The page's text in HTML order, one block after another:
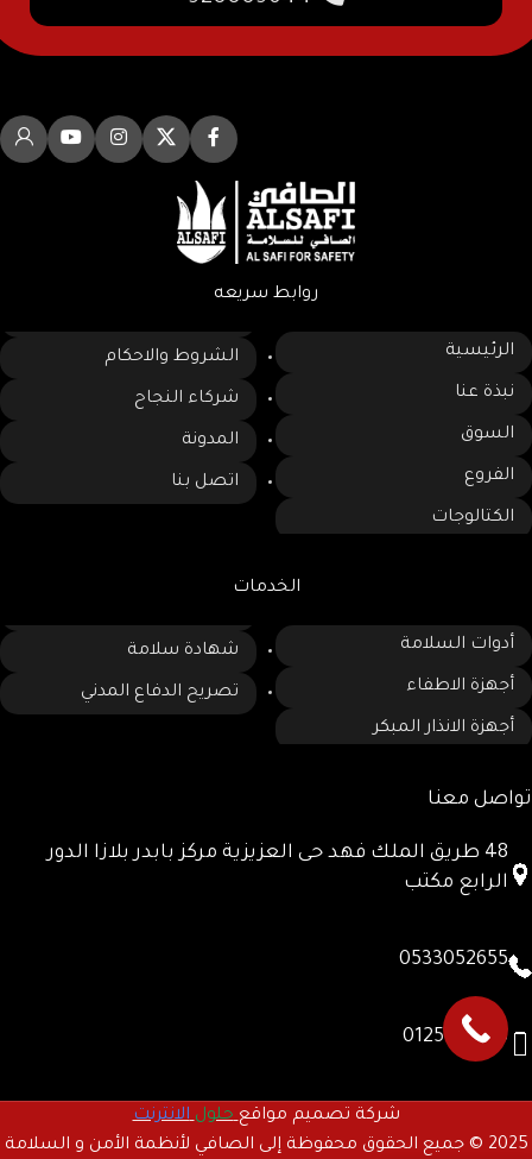
روابط سريعه
الرئيسية
نبذة عنا
السوق
الفروع
الكتالوجات
الشروط والاحكام
شركاء النجاح
المدونة
اتصل بنا
الخدمات
أدوات السلامة
أجهزة الاطفاء
أجهزة الانذار المبكر
شهادة سلامة
تصريح الدفاع المدني
تواصل معنا
48 طريق الملك فهد حى العزيزية مركز بابدر بلازا الدور
الرابع مكتب
0533052655
0125780885
شركة تصميم مواقع حلول الانترنت
2025 © جميع الحقوق محفوظة إلى الصافي لأنظمة الأمن و السلامة